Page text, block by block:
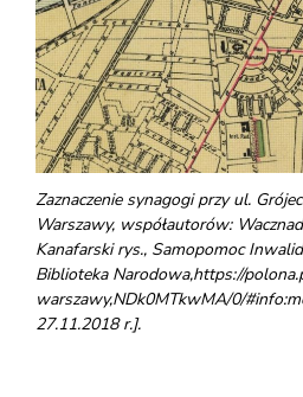
Zaznaczenie synagogi przy ul.
Warszawy, współautorów:
Kanafarski rys., Samopomoc
Biblioteka Narodowa,https://
warszawy,NDk0MTkwMA/0/
27.11.2018 r.].